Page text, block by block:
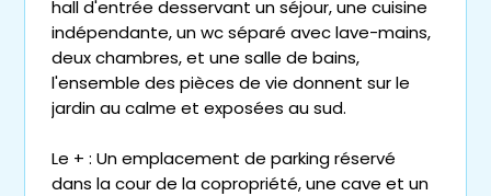
hall d'entrée desservant un séjour, une cuisine
indépendante, un wc séparé avec lave-mains,
deux chambres, et une salle de bains,
l'ensemble des pièces de vie donnent sur le
jardin au calme et exposées au sud.
Le + : Un emplacement de parking réservé
dans la cour de la copropriété, une cave et un